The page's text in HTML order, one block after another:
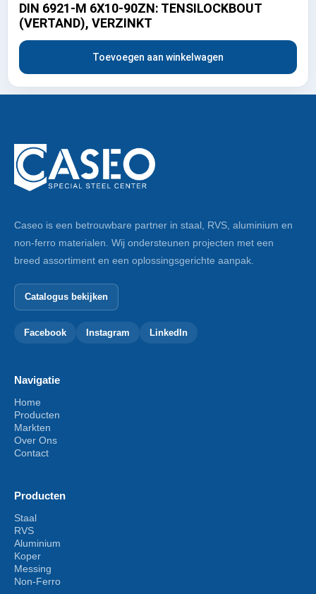
DIN 6921-M 6X10-90ZN: TENSILOCKBOUT
(VERTAND), VERZINKT
Toevoegen aan winkelwagen
Caseo is een betrouwbare partner in staal, RVS, aluminium en
non-ferro materialen. Wij ondersteunen projecten met een
breed assortiment en een oplossingsgerichte aanpak.
Catalogus bekijken
Facebook Instagram LinkedIn
Navigatie
Home
Producten
Markten
Over Ons
Contact
Producten
Staal
RVS
Aluminium
Koper
Messing
Non-Ferro